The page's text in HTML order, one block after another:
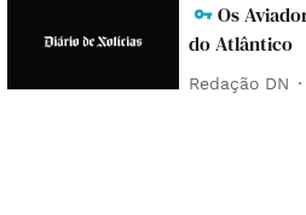
Os
do Atlântico
Redação DN